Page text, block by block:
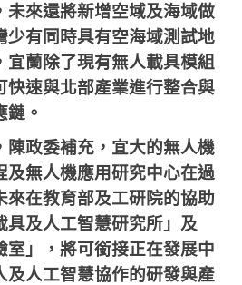
未來還將新增空域及海域做
少有同時具有空海域測試地
宜蘭除了現有無人載具模組
快速與北部產業進行整合與
鏈。
陳政委補充，宜大的無人機
及無人機應用研究中心在過
來在教育部及工研院的協助
具及人工智慧研究所」及
室」，將可銜接正在發展中
及人工智慧協作的研發與產